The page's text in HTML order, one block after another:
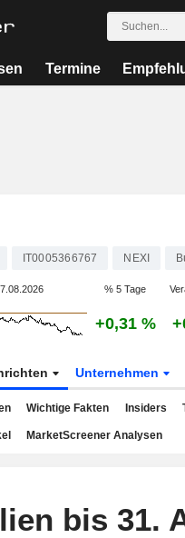
Termine
IT0005366767 NEXI
% 5 Tage
+0,31 %
Unternehmen
Wichtige Fakten Insiders
MarketScreener Analysen
bis 31.